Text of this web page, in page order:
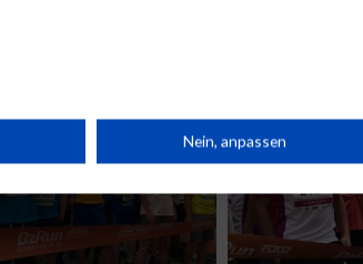
Nein, anpassen